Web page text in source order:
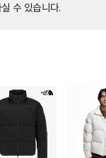
수 있습니다.